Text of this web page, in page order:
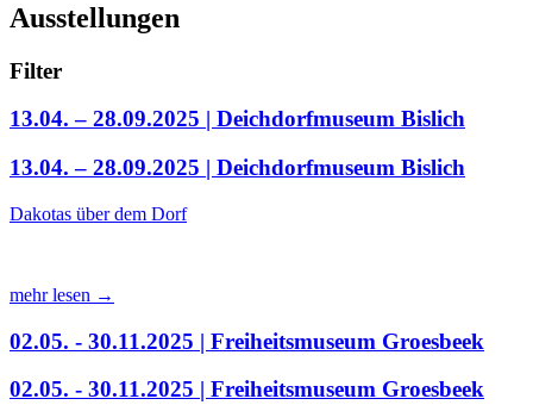
Ausstellungen
Filter
13.04. – 28.09.2025 | Deichdorfmuseum Bislich
13.04. – 28.09.2025 | Deichdorfmuseum Bislich
Dakotas über dem Dorf
mehr lesen →
02.05. - 30.11.2025 | Freiheitsmuseum Groesbeek
02.05. - 30.11.2025 | Freiheitsmuseum Groesbeek